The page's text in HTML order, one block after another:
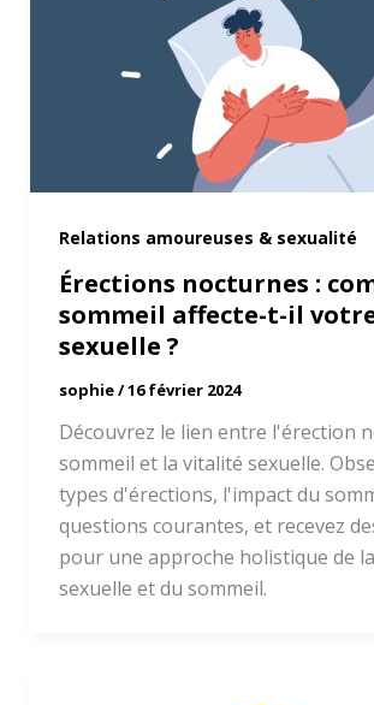
Relations amoureuses & sexualité
Érections nocturnes :
sommeil affecte-t-il
sexuelle ?
sophie/16 février 2024
Découvrez le lien entre l'érection
sommeil et la vitalité sexuelle.
types d'érections, l'impact du
questions courantes, et recevez
pour une approche holistique de
sexuelle et du sommeil.